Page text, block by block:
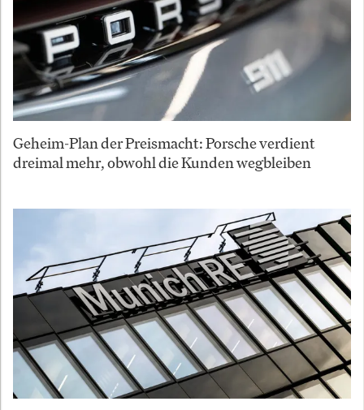
Geheim-Plan der Preismacht: Porsche verdient
dreimal mehr, obwohl die Kunden wegbleiben